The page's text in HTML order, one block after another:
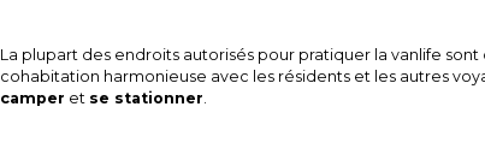
La plupart des endroits autorisés pour pratiquer la vanlife
cohabitation harmonieuse avec les résidents et les autres
camper et se stationner.